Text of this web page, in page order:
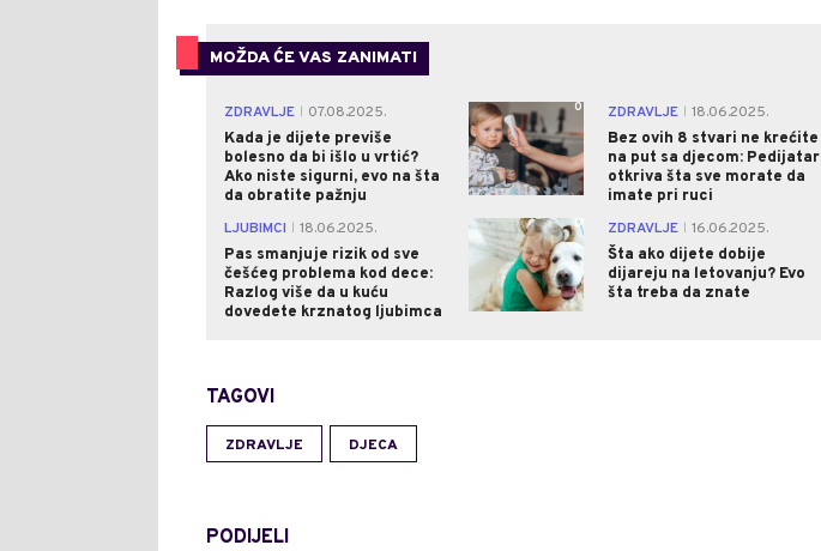
MOŽDA ĆE VAS ZANIMATI
ZDRAVLJE
07.08.2025.
Kada je dijete previše
bolesno da bi išlo u vrtić?
Ako niste sigurni, evo na šta
da obratite pažnju
0 ZDRAVLJE
18.06.2025.
Bez ovih 8 stvari ne krećite
na put sa djecom: Pedijatar
otkriva šta sve morate da
imate pri ruci
LJUBIMCI
18.06.2025.
Pas smanjuje rizik od sve
češćeg problema kod dece:
Razlog više da u kuću
dovedete krznatog ljubimca
0 ZDRAVLJE
16.06.2025.
Šta ako dijete dobije
dijareju na letovanju? Evo
šta treba da znate
TAGOVI
ZDRAVLJE DJECA
PODIJELI